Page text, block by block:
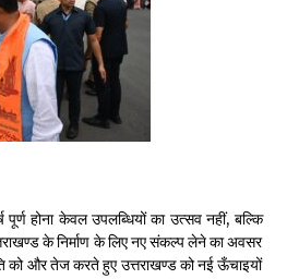
पूर्ण होना केवल उपलब्धियों का उत्सव नहीं, बल्कि
के निर्माण के लिए नए संकल्प लेने का अवसर
को और तेज करते हुए उत्तराखण्ड को नई ऊँचाइयों